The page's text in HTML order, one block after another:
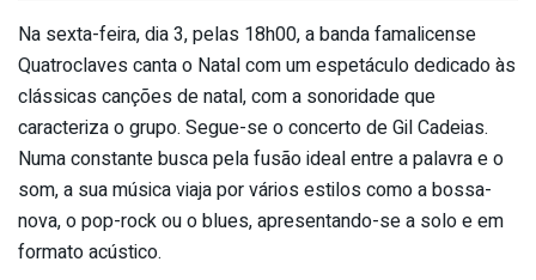
Na sexta-feira, dia 3, pelas 18h00, a banda famalicense
Quatroclaves canta o Natal com um espetáculo dedicado às
clássicas canções de natal, com a sonoridade que
caracteriza o grupo. Segue-se o concerto de Gil Cadeias.
Numa constante busca pela fusão ideal entre a palavra e o
som, a sua música viaja por vários estilos como a bossa-
nova, o pop-rock ou o blues, apresentando-se a solo e em
formato acústico.